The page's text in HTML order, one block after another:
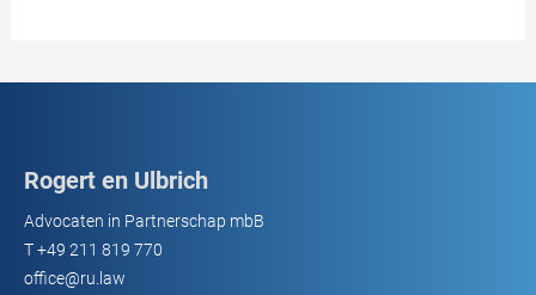
Rogert en Ulbrich
Advocaten in Partnerschap mbB
T+49 211 819 770
office@ru.law